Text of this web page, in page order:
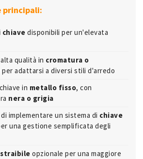
principali:
chiave disponibili per un'elevata
qualità in cromatura o
per adattarsi a diversi stili d'arredo
in metallo fisso, con
nera o grigia
implementare un sistema di chiave
una gestione semplificata degli
opzionale per una maggiore